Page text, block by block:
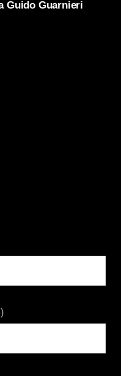
Guido Guarnieri